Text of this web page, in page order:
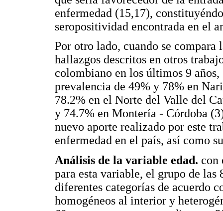
enfermedad (15,17),
seropositividad encontrada en el
Por otro lado, cuando se compara
hallazgos descritos en otros
colombiano en los últimos 9
prevalencia de 49% y 78% en
78.2% en el Norte del Valle del
y 74.7% en Montería - Córdoba
nuevo aporte realizado por este
enfermedad en el país, así como
Análisis de la variable edad. con
para esta variable, el grupo de las
diferentes categorías de acuerdo
homogéneos al interior y